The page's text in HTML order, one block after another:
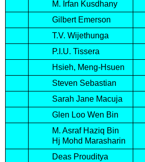
M. Irfan Kusdhany
Gilbert Emerson
T.V. Wijethunga
P.I.U. Tissera
Hsieh, Meng-Hsuen
Steven Sebastian
Sarah Jane Macuja
Glen Loo Wen Bin
M. Asraf Haziq Bin
Hj Mohd Marasharin
Deas Prouditya